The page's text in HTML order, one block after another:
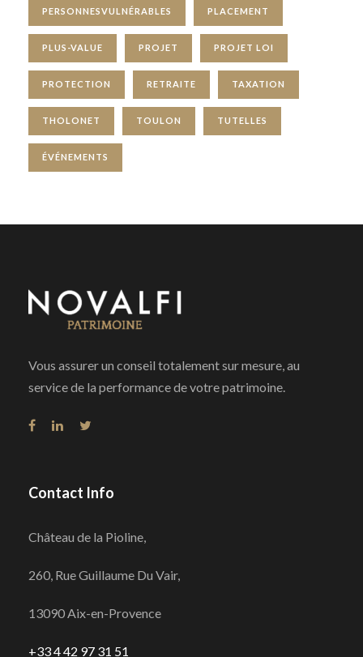
PERSONNESVULNÉRABLES PLACEMENT
PLUS-VALUE PROJET PROJET LOI
PROTECTION RETRAITE TAXATION
THOLONET TOULON TUTELLES
ÉVÉNEMENTS
Vous assurer un conseil totalement sur mesure, au
service de la performance de votre patrimoine.
Contact Info
Château de la Pioline,
260, Rue Guillaume Du Vair,
13090 Aix-en-Provence
+33 4 42 97 31 51